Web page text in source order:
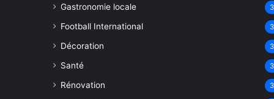
Gastronomie locale 3
Football International 3
Décoration 3
Santé 3
Rénovation 3